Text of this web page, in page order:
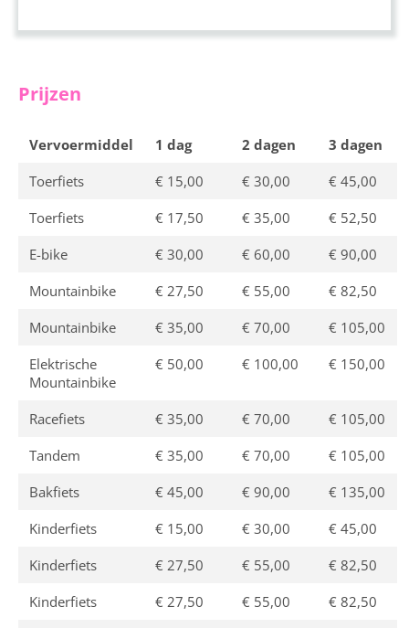
Prijzen
Vervoermiddel 1 dag 2 dagen
3 dagen
Toerfiets
€ 15,00 € 30,00
€ 45,00
Toerfiets
€ 17,50 € 35,00
€ 52,50
E-bike
€ 30,00 € 60,00
€ 90,00
Mountainbike
€ 27,50 € 55,00
€ 82,50
Mountainbike
€ 35,00 € 70,00
€ 105,00
Elektrische
Mountainbike
€ 50,00 € 100,00 € 150,00
Racefiets € 35,00 € 70,00
€ 105,00
Tandem
€ 35,00 € 70,00
€ 105,00
Bakfiets
€ 45,00 € 90,00
€ 135,00
Kinderfiets
€ 15,00 € 30,00
€ 45,00
Kinderfiets
€ 27,50 € 55,00
€ 82,50
Kinderfiets
€ 27,50 € 55,00
€ 82,50